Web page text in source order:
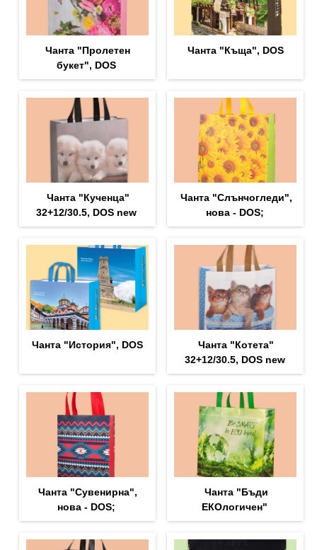
Чанта "Пролетен
букет", DOS
Чанта "Къща", DOS
Чанта "Кученца"
32+12/30.5, DOS new
Чанта "Слънчогледи",
нова - DOS;
Чанта "История", DOS
Чанта "Котета"
32+12/30.5, DOS new
Чанта "Сувенирна",
нова - DOS;
Чанта "Бъди
ЕКОлогичен"